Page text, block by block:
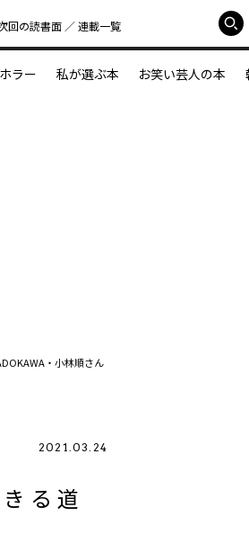
回の読書⾯ 連載一覧
ホラー 私が選ぶ本 お笑い芸人の本
・小林順さん
2021.03.24
きる道